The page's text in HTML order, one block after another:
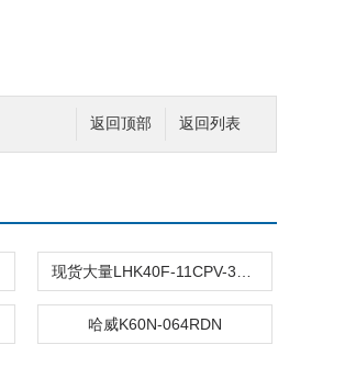
返回列表
返回顶部
哈威K60N-064RDN